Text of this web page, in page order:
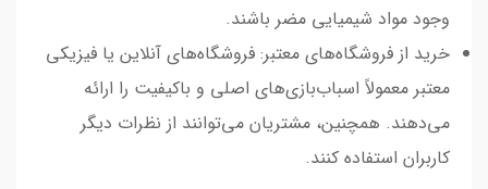
وجود مواد شیمیایی مضر باشند.
خرید از فروشگاه‌های معتبر: فروشگاه‌های آنلاین یا فیزیکی
معتبر معمولاً اسباب‌بازی‌های اصلی و باکیفیت را ارائه
می‌دهند. همچنین، مشتریان می‌توانند از نظرات دیگر
کاربران استفاده کنند.